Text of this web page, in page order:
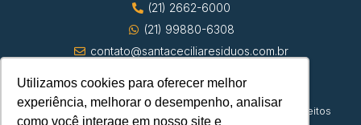
Utilizamos cookies para oferecer melhor
experiência, melhorar o desempenho, analisar
como você interage em nosso site e
(21) 2662-6000
(21) 99880-6308
contato@santaceciliaresiduos.com.br
© Santa Cecília Transporte de Resíduos | Todos os direitos